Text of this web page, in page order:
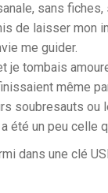
sans
de laisser mon
me guider.
je tombais
même
soubresauts ou
été un peu celle
dans une clé